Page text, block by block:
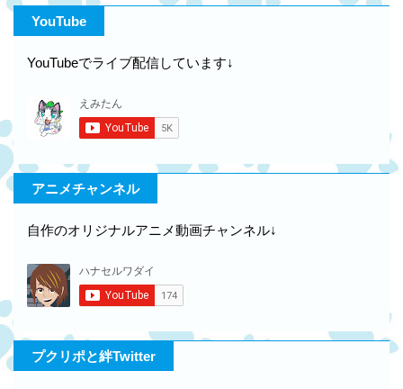
YouTube
YouTubeでライブ配信しています↓
アニメチャンネル
自作のオリジナルアニメ動画チャンネル↓
プクリポと絆Twitter